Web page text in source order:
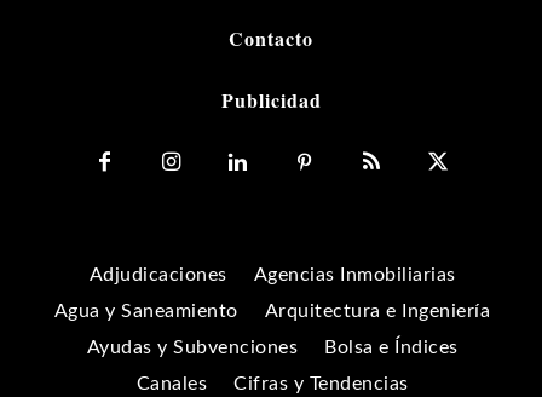
Contacto
Publicidad
Adjudicaciones
Agencias Inmobiliarias
Agua y Saneamiento
Arquitectura e Ingeniería
Ayudas y Subvenciones
Bolsa e Índices
Canales
Cifras y Tendencias